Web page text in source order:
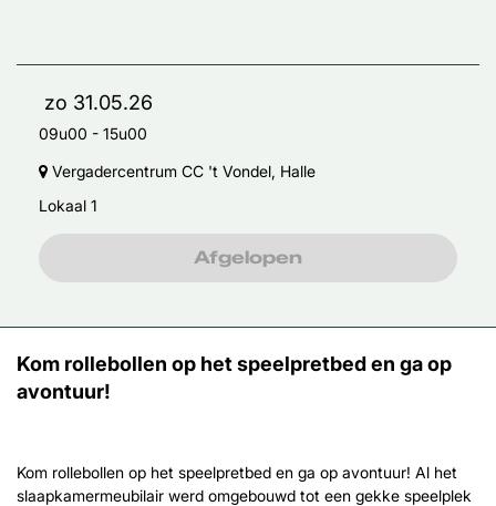
zo 31.05.26
09u00 - 15u00
Vergadercentrum CC 't Vondel, Halle
Lokaal 1
Afgelopen
Kom rollebollen op het speelpretbed en ga op
avontuur!
Kom rollebollen op het speelpretbed en ga op avontuur! Al het
slaapkamermeubilair werd omgebouwd tot een gekke speelplek